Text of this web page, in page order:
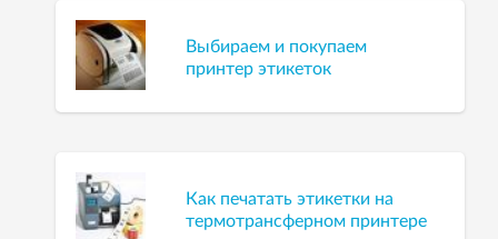
Выбираем и покупаем
принтер этикеток
Как печатать этикетки на
термотрансферном принтере